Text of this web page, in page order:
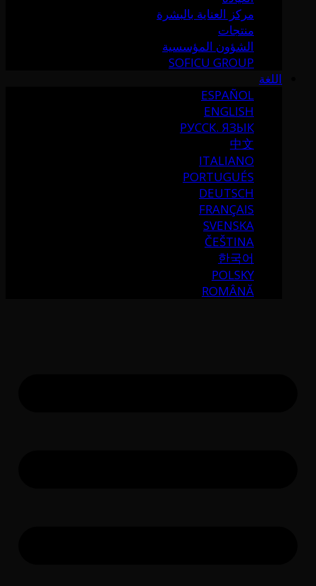
مركز العناية بالبشرة
منتجات
الشؤون المؤسسية
SOFICU GROUP
اللغة
ESPAÑOL
ENGLISH
РУССК. ЯЗЫК
中文
ITALIANO
PORTUGUÉS
DEUTSCH
FRANÇAIS
SVENSKA
ČEŠTINA
한국어
POLSKY
ROMÂNĂ